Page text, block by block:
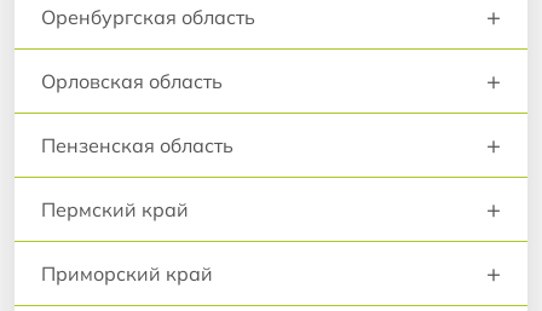
Оренбургская область +
Орловская область +
Пензенская область +
Пермский край +
Приморский край +